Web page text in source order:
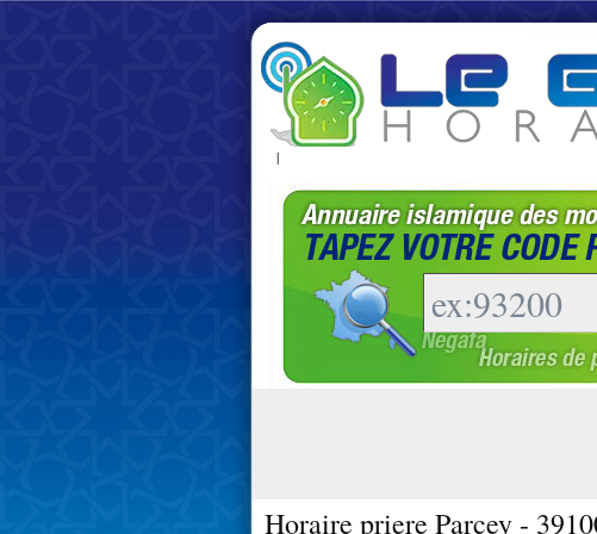
|
Horaire priere Parcey -